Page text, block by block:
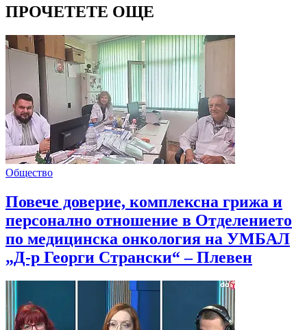
ПРОЧЕТЕТЕ ОЩЕ
Общество
Повече доверие, комплексна грижа и
персонално отношение в Отделението
по медицинска онкология на УМБАЛ
„Д-р Георги Странски“ – Плевен